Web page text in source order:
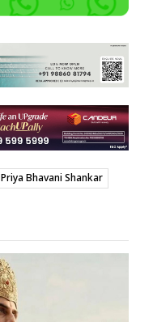
Priya Bhavani Shankar